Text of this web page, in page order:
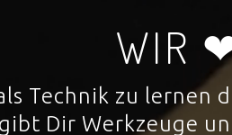
WIR
Technik zu
gibt Dir Werkzeuge